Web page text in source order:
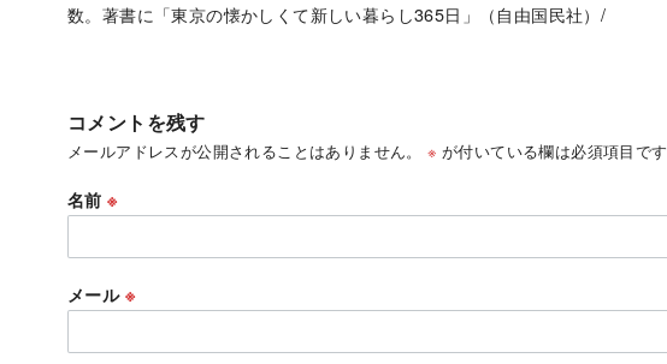
数。著書に「東京の懐かしくて新しい暮らし365日」（自由国民社）/
コメントを残す
メールアドレスが公開されることはありません。 ※ が付いている欄は必須項目です
名前※
メール ※